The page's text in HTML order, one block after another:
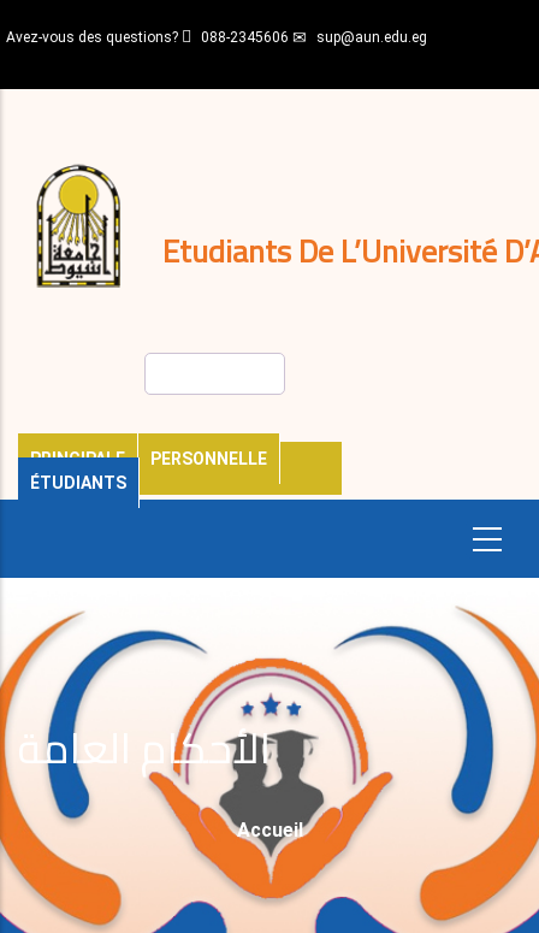
au
principal
Avez-vous des questions? 088-2345606 sup@aun.edu.eg
Etudiants De L’Université
PRINCIPALE
PERSONNELLE
ÉTUDIANTS
décisions
Expatriés
Journal
الأحكام العامة
Fil
D'Ariane
Accueil